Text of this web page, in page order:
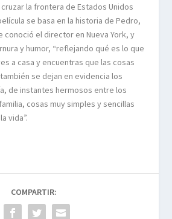
la frontera de Estados Unidos
se basa en la historia de Pedro,
conoció el director en Nueva York, y
y humor, “reflejando qué es lo que
a casa y encuentras que las cosas
se dejan en evidencia los
de instantes hermosos entre los
cosas muy simples y sencillas
vida”.
COMPARTIR: